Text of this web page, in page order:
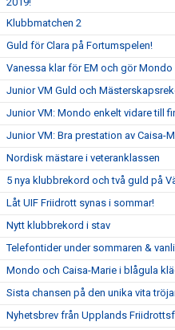
Klubbmatchen 2
Guld för Clara på Fortumspelen!
Vanessa klar för EM och gör
Junior VM Guld och
Junior VM: Mondo enkelt vidare till
Junior VM: Bra prestation av Caisa-
Nordisk mästare i veteranklassen
5 nya klubbrekord och två guld på
Låt UIF Friidrott synas i sommar!
Nytt klubbrekord i stav
Telefontider under sommaren &
Mondo och Caisa-Marie i blågula
Sista chansen på den unika vita
Nyhetsbrev från Upplands